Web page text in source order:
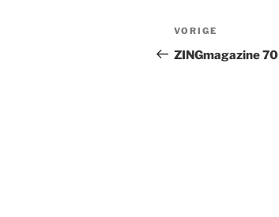
Bericht
navigatie
Vorig
bericht
VORIGE
ZINGmagazine 70